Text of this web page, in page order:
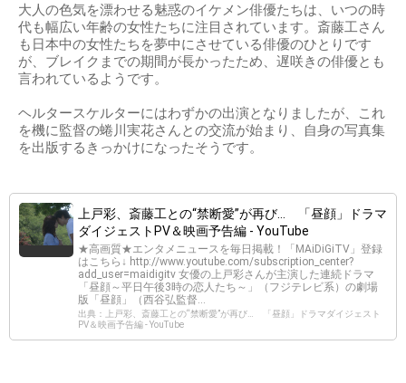
大人の色気を漂わせる魅惑のイケメン俳優たちは、いつの時
代も幅広い年齢の女性たちに注目されています。斎藤工さん
も日本中の女性たちを夢中にさせている俳優のひとりです
が、ブレイクまでの期間が長かったため、遅咲きの俳優とも
言われているようです。
ヘルタースケルターにはわずかの出演となりましたが、これ
を機に監督の蜷川実花さんとの交流が始まり、自身の写真集
を出版するきっかけになったそうです。
上戸彩、斎藤工との“禁断愛”が再び… 「昼顔」ドラマ
ダイジェストPV＆映画予告編 - YouTube
★高画質★エンタメニュースを毎日掲載！「MAiDiGiTV」登録
はこちら↓ http://www.youtube.com/subscription_center?
add_user=maidigitv 女優の上戸彩さんが主演した連続ドラマ
「昼顔～平日午後3時の恋人たち～」（フジテレビ系）の劇場
版「昼顔」（西谷弘監督...
出典：上戸彩、斎藤工との“禁断愛”が再び… 「昼顔」ドラマダイジェスト
PV＆映画予告編 - YouTube